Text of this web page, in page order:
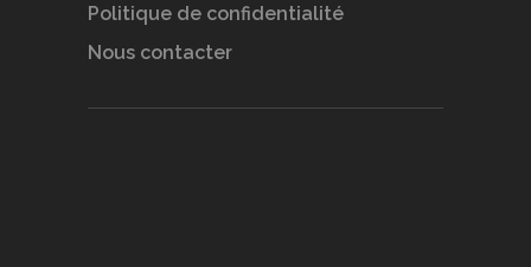
Politique de confidentialité
Nous contacter